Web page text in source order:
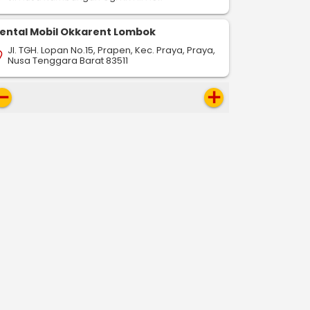
Mobil Okkarent Lombok
Jl. TGH. Lopan No.15, Prapen, Kec. Praya, Praya,
Nusa Tenggara Barat 83511
add